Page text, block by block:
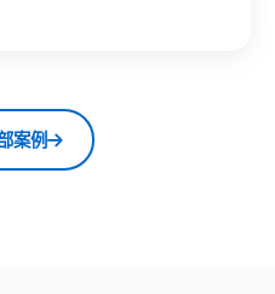
案例